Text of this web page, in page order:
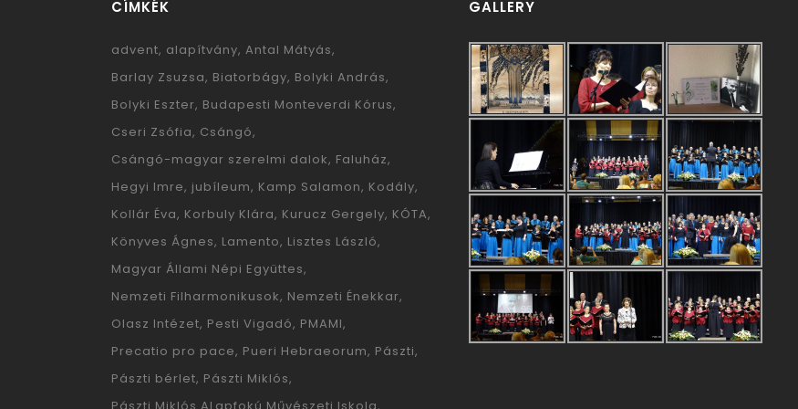
CÍMKÉK
advent alapítvány Antal Mátyás
Barlay Zsuzsa Biatorbágy Bolyki András
Bolyki Eszter Budapesti Monteverdi Kórus
Cseri Zsófia Csángó
Csángó-magyar szerelmi dalok Faluház
Hegyi Imre jubíleum Kamp Salamon Kodály
Kollár Éva Korbuly Klára Kurucz Gergely KÓTA
Könyves Ágnes Lamento Lisztes László
Magyar Állami Népi Együttes
Nemzeti Filharmonikusok Nemzeti Énekkar
Olasz Intézet Pesti Vigadó PMAMI
Precatio pro pace Pueri Hebraeorum Pászti
Pászti bérlet Pászti Miklós
GALLERY